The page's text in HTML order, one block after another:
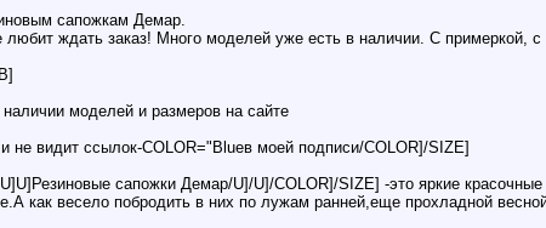
сапожкам Демар.
ждать заказ! Много моделей уже есть в наличии. С примеркой,
моделей и размеров на сайте
не видит ссылок-COLOR="Blueв моей подписи/COLOR]/SIZE]
сапожки Демар/U]/U]/COLOR]/SIZE] -это яркие
как весело побродить в них по лужам ранней,еще прохладной